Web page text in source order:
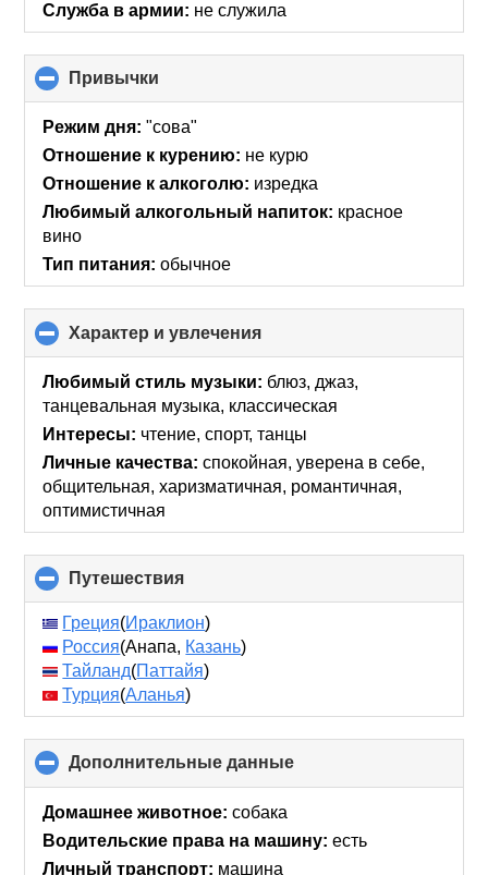
Служба в армии: не служила
Привычки
to
collapse
Режим дня: "сова"
Отношение к курению: не курю
Отношение к алкоголю: изредка
Любимый алкогольный напиток: красное
вино
Тип питания: обычное
Характер и увлечения
to
collapse
contents
Любимый стиль музыки: блюз, джаз,
танцевальная музыка, классическая
Интересы: чтение, спорт, танцы
Личные качества: спокойная, уверена в себе,
общительная, харизматичная, романтичная,
оптимистичная
Путешествия
to
collapse
contents
Греция(Ираклион)
Россия(Анапа, Казань)
Тайланд(Паттайя)
Турция(Аланья)
Дополнительные данные
to
Домашнее животное: собака
Водительские права на машину: есть
Личный транспорт: машина